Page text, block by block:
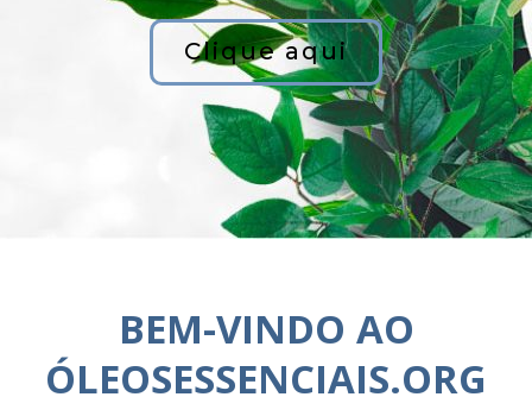
Clique aqui
BEM-VINDO AO
ÓLEOSESSENCIAIS.ORG